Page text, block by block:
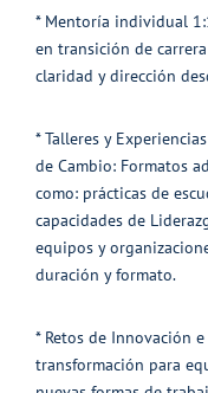
* Mentoría individual
en transición de
claridad y dirección
* Talleres y
de Cambio: Formatos
como: prácticas de
capacidades de
equipos y
duración y formato.
* Retos de Innovación
transformación para